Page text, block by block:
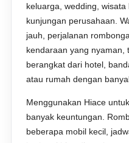
keluarga, wedding,
kunjungan perusahaan.
jauh, perjalanan
kendaraan yang nyaman,
berangkat dari hotel,
atau rumah dengan
Menggunakan Hiace
banyak keuntungan.
beberapa mobil kecil,